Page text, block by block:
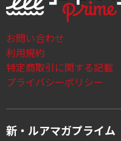
お問い合わせ
利用規約
特定商取引に関する記載
プライバシーポリシー
新・ルアマガプライム